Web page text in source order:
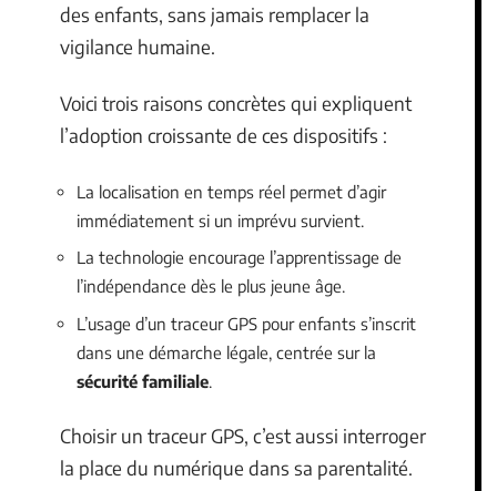
des enfants, sans jamais remplacer la
vigilance humaine.
Voici trois raisons concrètes qui expliquent
l’adoption croissante de ces dispositifs :
La localisation en temps réel permet d’agir
immédiatement si un imprévu survient.
La technologie encourage l’apprentissage de
l’indépendance dès le plus jeune âge.
L’usage d’un traceur GPS pour enfants s’inscrit
dans une démarche légale, centrée sur la
sécurité familiale
Choisir un traceur GPS, c’est aussi interroger
la place du numérique dans sa parentalité.